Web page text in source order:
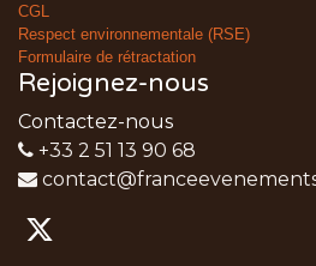
CGL
Respect environnementale (RSE)
Formulaire de rétractation
Rejoignez-nous
Contactez-nous
+33 2 51 13 90 68